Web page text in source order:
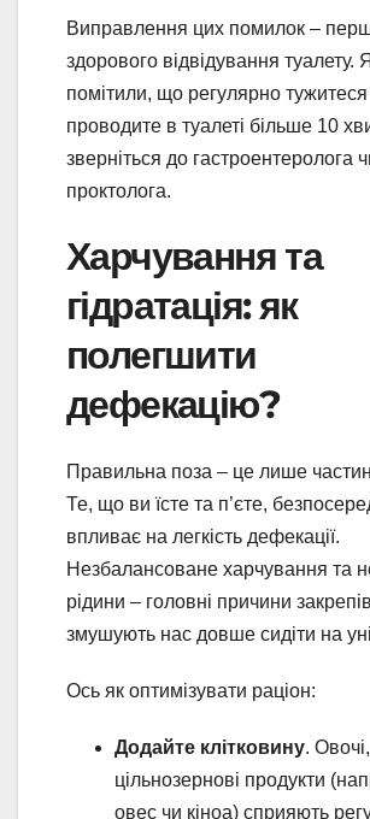
Виправлення цих помилок –
здорового відвідування туалету.
помітили, що регулярно тужитеся
проводите в туалеті більше 10
зверніться до гастроентеролога
проктолога.
Харчування та
гідратація: як
полегшити
дефекацію?
Правильна поза – це лише
Те, що ви їсте та п’єте,
впливає на легкість дефекації.
Незбалансоване харчування та
рідини – головні причини
змушують нас довше сидіти на
Ось як оптимізувати раціон:
Додайте клітковину.
цільнозернові продукти
овес чи кіноа) сприяють